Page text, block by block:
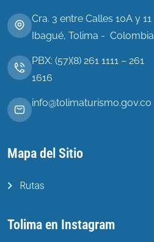
Cra. 3 entre Calles 10A y 11
Ibagué, Tolima - Colombia
PBX: (57)(8) 261 1111 – 261
1616
info@tolimaturismo.gov.co
Mapa del Sitio
Rutas
Tolima en Instagram